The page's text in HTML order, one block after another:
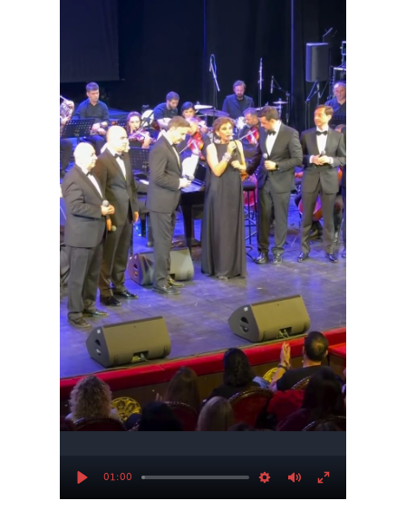
Play
01:00
Settings
MuteEnter